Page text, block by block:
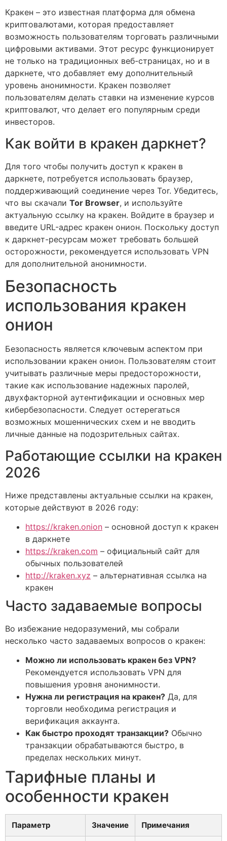
Кракен – это известная платформа для обмена
криптовалютами, которая предоставляет
возможность пользователям торговать различными
цифровыми активами. Этот ресурс функционирует
не только на традиционных веб-страницах, но и в
даркнете, что добавляет ему дополнительный
уровень анонимности. Кракен позволяет
пользователям делать ставки на изменение курсов
криптовалют, что делает его популярным среди
инвесторов.
Как войти в кракен даркнет?
Для того чтобы получить доступ к кракен в
даркнете, потребуется использовать браузер,
поддерживающий соединение через Tor. Убедитесь,
что вы скачали Tor Browser, и используйте
актуальную ссылку на кракен. Войдите в браузер и
введите URL-адрес кракен онион. Поскольку доступ
к даркнет-ресурсам может требовать большей
осторожности, рекомендуется использовать VPN
для дополнительной анонимности.
Безопасность
использования кракен
онион
Безопасность является ключевым аспектом при
использовании кракен онион. Пользователям стоит
учитывать различные меры предосторожности,
такие как использование надежных паролей,
двухфакторной аутентификации и основных мер
кибербезопасности. Следует остерегаться
возможных мошеннических схем и не вводить
личные данные на подозрительных сайтах.
Работающие ссылки на кракен
2026
Ниже представлены актуальные ссылки на кракен,
которые действуют в 2026 году:
https://kraken.onion – основной доступ к кракен
в даркнете
https://kraken.com – официальный сайт для
обычных пользователей
http://kraken.xyz – альтернативная ссылка на
кракен
Часто задаваемые вопросы
Во избежание недоразумений, мы собрали
несколько часто задаваемых вопросов о кракен:
Можно ли использовать кракен без VPN?
Рекомендуется использовать VPN для
повышения уровня анонимности.
Нужна ли регистрация на кракен? Да, для
торговли необходима регистрация и
верификация аккаунта.
Как быстро проходят транзакции? Обычно
транзакции обрабатываются быстро, в
пределах нескольких минут.
Тарифные планы и
особенности кракен
Параметр Значение Примечания